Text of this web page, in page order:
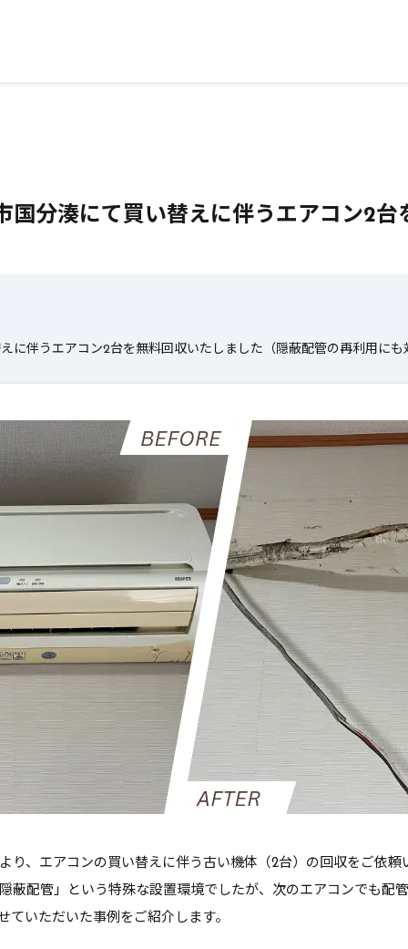
国分湊にて買い替えに伴うエアコン2台
に伴うエアコン2台を無料回収いたしました（隠蔽配管の再利用にも
り、エアコンの買い替えに伴う古い機体（2台）の回収をご依頼
蔽配管」という特殊な設置環境でしたが、次のエアコンでも配
ていただいた事例をご紹介します。